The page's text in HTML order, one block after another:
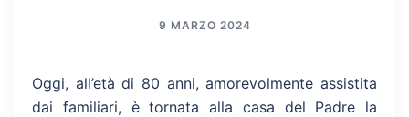
9 MARZO 2024
Oggi, all’età di 80 anni, amorevolmente assistita
dai familiari, è tornata alla casa del Padre la